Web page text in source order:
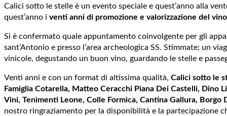
Calici sotto le stelle è un evento speciale e quest’anno alla
quest’anno i venti anni di promozione e valorizzazione del
Si è confermato quale appuntamento coinvolgente per gli
sant’Antonio e presso l’area archeologica SS. Stimmate; un
vinicole, degustando un buon vino, guardando le stelle e
Venti anni e con un format di altissima qualità, Calici sotto le
Famiglia Cotarella, Matteo Ceracchi Piana Dei Castelli, Dino
Vini, Tenimenti Leone, Colle Formica, Cantina Gallura,
nostro ringraziamento per la disponibilità e la partecipazione